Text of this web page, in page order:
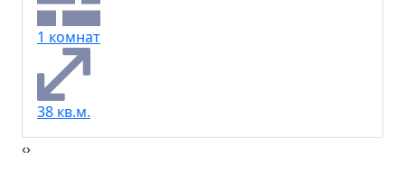
1 комнат
38 кв.м.
‹›